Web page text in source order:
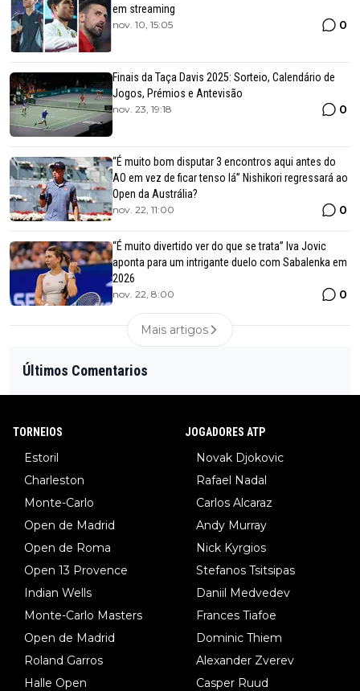
em streaming
nov. 10, 15:05 0
Finais da Taça Davis 2025: Sorteio, Calendário de
Jogos, Prémios e Antevisão
nov. 23, 19:18 0
“É muito bom disputar 3 encontros aqui antes do
AO em vez de ficar tenso lá” Nishikori regressará ao
Open da Austrália?
nov. 22, 11:00 0
“É muito divertido ver do que se trata” Iva Jovic
aponta para um intrigante duelo com Sabalenka em
2026
nov. 22, 8:00 0
Mais artigos
Últimos Comentarios
TORNEIOS
Estoril
Charleston
Monte-Carlo
Open de Madrid
Open de Roma
Open 13 Provence
Indian Wells
Monte-Carlo Masters
Open de Madrid
Roland Garros
Halle Open
JOGADORES ATP
Novak Djokovic
Rafael Nadal
Carlos Alcaraz
Andy Murray
Nick Kyrgios
Stefanos Tsitsipas
Daniil Medvedev
Frances Tiafoe
Dominic Thiem
Alexander Zverev
Casper Ruud